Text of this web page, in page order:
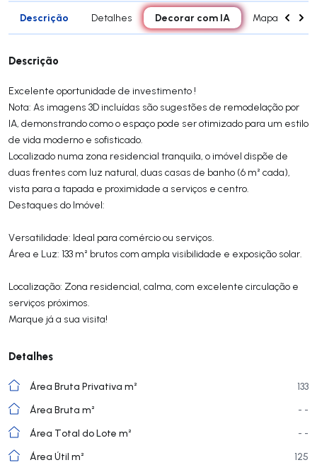
Descrição Detalhes Decorar com IA Mapa
Descrição
Excelente oportunidade de investimento !
Nota: As imagens 3D incluídas são sugestões de remodelação por
IA, demonstrando como o espaço pode ser otimizado para um estilo
de vida moderno e sofisticado.
Localizado numa zona residencial tranquila, o imóvel dispõe de
duas frentes com luz natural, duas casas de banho (6 m² cada),
vista para a tapada e proximidade a serviços e centro.
Destaques do Imóvel:
Versatilidade: Ideal para comércio ou serviços.
Área e Luz: 133 m² brutos com ampla visibilidade e exposição solar.
Localização: Zona residencial, calma, com excelente circulação e
serviços próximos.
Marque já a sua visita!
Detalhes
Área Bruta Privativa m²
133
Área Bruta m²
- -
Área Total do Lote m²
- -
Área Útil m²
125